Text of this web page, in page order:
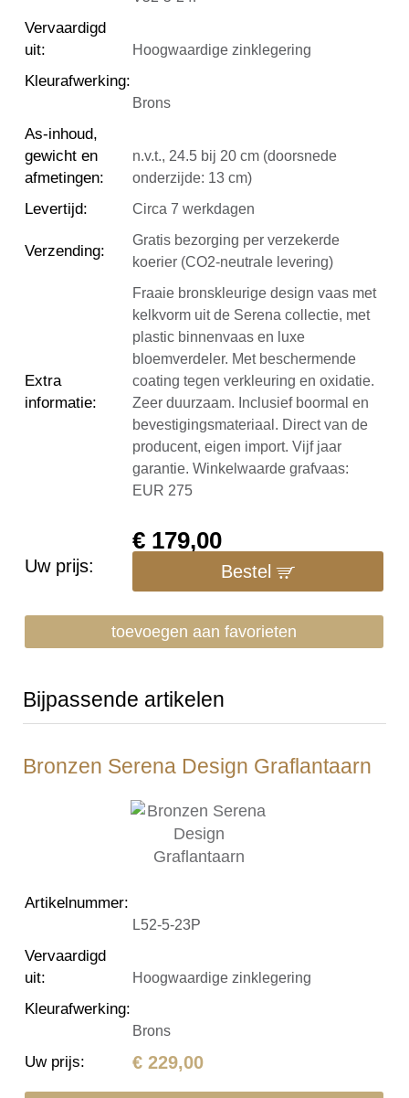
Vervaardigd
uit: Hoogwaardige zinklegering
Kleurafwerking:
Brons
As-inhoud,
gewicht en
afmetingen:
n.v.t., 24.5 bij 20 cm (doorsnede
onderzijde: 13 cm)
Levertijd: Circa 7 werkdagen
Verzending:
Gratis bezorging per verzekerde
koerier (CO2-neutrale levering)
Extra
informatie:
Fraaie bronskleurige design vaas met
kelkvorm uit de Serena collectie, met
plastic binnenvaas en luxe
bloemverdeler. Met beschermende
coating tegen verkleuring en oxidatie.
Zeer duurzaam. Inclusief boormal en
bevestigingsmateriaal. Direct van de
producent, eigen import. Vijf jaar
garantie. Winkelwaarde grafvaas:
EUR 275
Uw prijs:
€ 179,00
Bestel
toevoegen aan favorieten
Bijpassende artikelen
Bronzen Serena Design Graflantaarn
Artikelnummer:
L52-5-23P
Vervaardigd
uit: Hoogwaardige zinklegering
Kleurafwerking:
Brons
Uw prijs: € 229,00